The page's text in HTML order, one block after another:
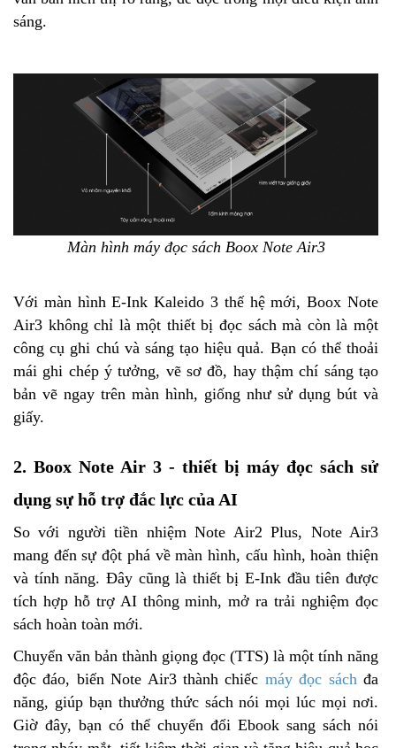
sáng.
Màn hình máy đọc sách Boox Note Air3
Với màn hình E-Ink Kaleido 3 thế hệ mới, Boox Note
Air3 không chỉ là một thiết bị đọc sách mà còn là một
công cụ ghi chú và sáng tạo hiệu quả. Bạn có thể thoải
mái ghi chép ý tưởng, vẽ sơ đồ, hay thậm chí sáng tạo
bản vẽ ngay trên màn hình, giống như sử dụng bút và
giấy.
2. Boox Note Air 3 - thiết bị máy đọc sách sử
dụng sự hỗ trợ đắc lực của AI
So với người tiền nhiệm Note Air2 Plus, Note Air3
mang đến sự đột phá về màn hình, cấu hình, hoàn thiện
và tính năng. Đây cũng là thiết bị E-Ink đầu tiên được
tích hợp hỗ trợ AI thông minh, mở ra trải nghiệm đọc
sách hoàn toàn mới.
Chuyển văn bản thành giọng đọc (TTS) là một tính năng
độc đáo, biến Note Air3 thành chiếc máy đọc sáchđa
năng, giúp bạn thưởng thức sách nói mọi lúc mọi nơi.
Giờ đây, bạn có thể chuyển đổi Ebook sang sách nói